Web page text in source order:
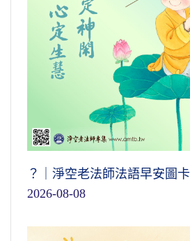
？｜淨空老法師法語早安圖卡
2026-08-08